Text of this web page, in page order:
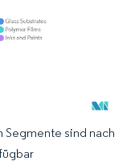
Namensnennung
Segmente sind nach